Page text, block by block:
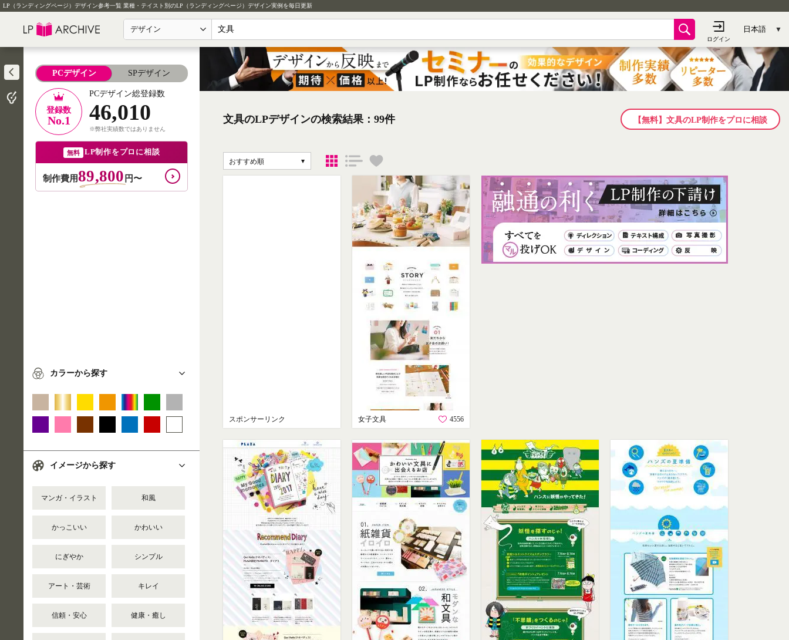
LP（ランディングページ）デザイン参考一覧 業種・テイスト別のLP（ランディングページ）デザイン実例を毎日更新
デザイン
PCデザイン SPデザイン
登録数
No.1
PCデザイン総登録数
46,010
※弊社実績数ではありません
無料 LP制作をプロに相談
制作費用89,800 円〜
カラーから探す
イメージから探す
マンガ・イラスト 和風
かっこいい かわいい
にぎやか シンプル
アート・芸術 キレイ
信頼・安心 健康・癒し
文具のLPデザインの検索結果：99件 【無料】文具のLP制作をプロに相談
おすすめ順
スポンサーリンク 女子文具 4556